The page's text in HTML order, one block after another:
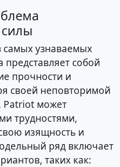
самых узнаваемых
собой
прочности и
своей неповторимой
Patriot может
трудностями,
изящность и
ряд включает
таких как: